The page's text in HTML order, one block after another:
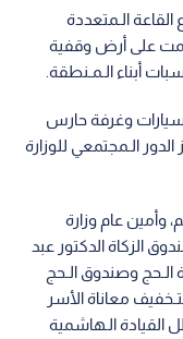
الـمتعددة
على أرض وقفية
وغرفة حارس
الـمجتمعي للوزارة
وأمين عام وزارة
الزكاة الدكتور عبد
الـحج وصندوق الـحج
معاناة الأسر
القيادة الـهاشمية